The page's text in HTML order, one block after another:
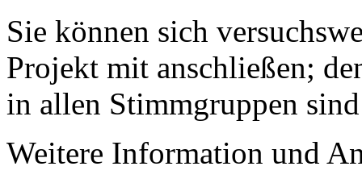
Sie können sich
Projekt mit anschließen;
in allen Stimmgruppen
Weitere Information und